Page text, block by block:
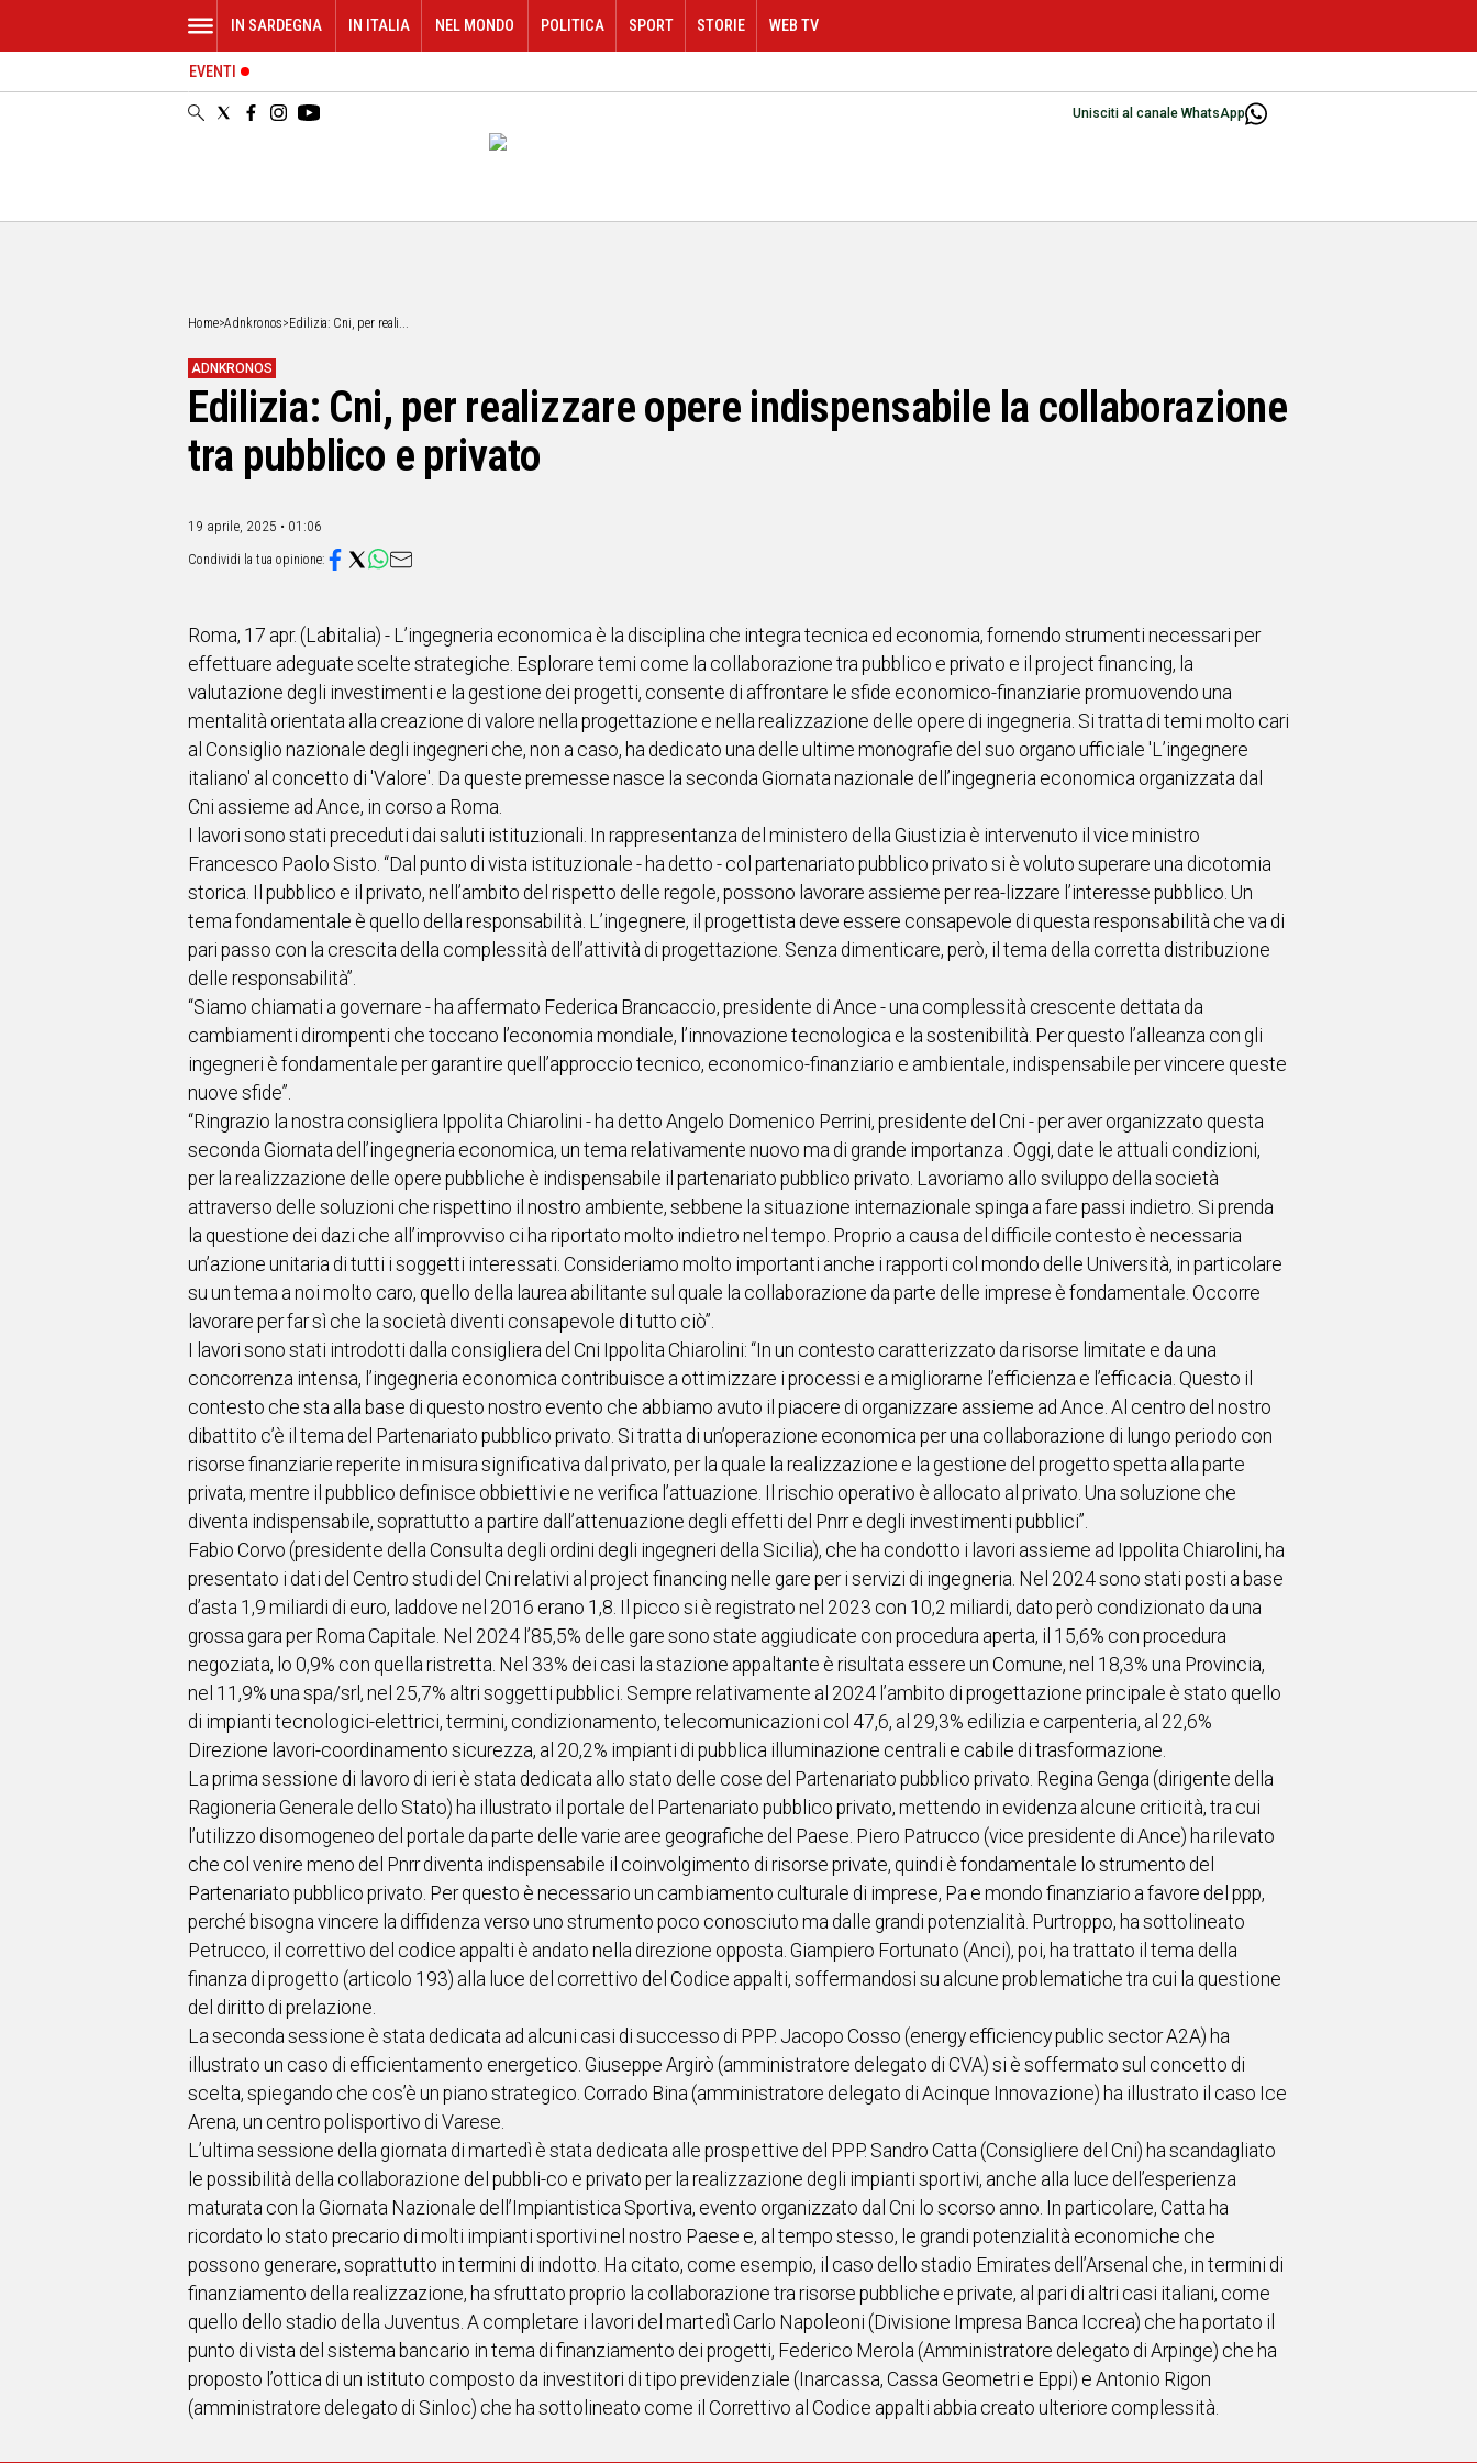
ORISTANO
Vai
Unisciti al canale WhatsApp
IN SARDEGNA IN ITALIA NEL MONDO POLITICA SPORT STORIE WEB TV
EVENTI
Home>Adnkronos>Edilizia: Cni, per reali...
ADNKRONOS
Edilizia: Cni, per realizzare opere indispensabile la collaborazione
tra pubblico e privato
19 aprile, 2025 • 01:06
Roma, 17 apr. (Labitalia) - L’ingegneria economica è la disciplina che integra tecnica ed economia, fornendo strumenti necessari per
effettuare adeguate scelte strategiche. Esplorare temi come la collaborazione tra pubblico e privato e il project financing, la
valutazione degli investimenti e la gestione dei progetti, consente di affrontare le sfide economico-finanziarie promuovendo una
mentalità orientata alla creazione di valore nella progettazione e nella realizzazione delle opere di ingegneria. Si tratta di temi molto cari
al Consiglio nazionale degli ingegneri che, non a caso, ha dedicato una delle ultime monografie del suo organo ufficiale 'L’ingegnere
italiano' al concetto di 'Valore'. Da queste premesse nasce la seconda Giornata nazionale dell’ingegneria economica organizzata dal
Cni assieme ad Ance, in corso a Roma.
I lavori sono stati preceduti dai saluti istituzionali. In rappresentanza del ministero della Giustizia è intervenuto il vice ministro
Francesco Paolo Sisto. “Dal punto di vista istituzionale - ha detto - col partenariato pubblico privato si è voluto superare una dicotomia
storica. Il pubblico e il privato, nell’ambito del rispetto delle regole, possono lavorare assieme per rea-lizzare l’interesse pubblico. Un
tema fondamentale è quello della responsabilità. L’ingegnere, il progettista deve essere consapevole di questa responsabilità che va di
pari passo con la crescita della complessità dell’attività di progettazione. Senza dimenticare, però, il tema della corretta distribuzione
delle responsabilità”.
“Siamo chiamati a governare - ha affermato Federica Brancaccio, presidente di Ance - una complessità crescente dettata da
cambiamenti dirompenti che toccano l’economia mondiale, l’innovazione tecnologica e la sostenibilità. Per questo l’alleanza con gli
ingegneri è fondamentale per garantire quell’approccio tecnico, economico-finanziario e ambientale, indispensabile per vincere queste
nuove sfide”.
“Ringrazio la nostra consigliera Ippolita Chiarolini - ha detto Angelo Domenico Perrini, presidente del Cni - per aver organizzato questa
seconda Giornata dell’ingegneria economica, un tema relativamente nuovo ma di grande importanza . Oggi, date le attuali condizioni,
per la realizzazione delle opere pubbliche è indispensabile il partenariato pubblico privato. Lavoriamo allo sviluppo della società
attraverso delle soluzioni che rispettino il nostro ambiente, sebbene la situazione internazionale spinga a fare passi indietro. Si prenda
la questione dei dazi che all’improvviso ci ha riportato molto indietro nel tempo. Proprio a causa del difficile contesto è necessaria
un’azione unitaria di tutti i soggetti interessati. Consideriamo molto importanti anche i rapporti col mondo delle Università, in particolare
su un tema a noi molto caro, quello della laurea abilitante sul quale la collaborazione da parte delle imprese è fondamentale. Occorre
lavorare per far sì che la società diventi consapevole di tutto ciò”.
I lavori sono stati introdotti dalla consigliera del Cni Ippolita Chiarolini: “In un contesto caratterizzato da risorse limitate e da una
concorrenza intensa, l’ingegneria economica contribuisce a ottimizzare i processi e a migliorarne l’efficienza e l’efficacia. Questo il
contesto che sta alla base di questo nostro evento che abbiamo avuto il piacere di organizzare assieme ad Ance. Al centro del nostro
dibattito c’è il tema del Partenariato pubblico privato. Si tratta di un’operazione economica per una collaborazione di lungo periodo con
risorse finanziarie reperite in misura significativa dal privato, per la quale la realizzazione e la gestione del progetto spetta alla parte
privata, mentre il pubblico definisce obbiettivi e ne verifica l’attuazione. Il rischio operativo è allocato al privato. Una soluzione che
diventa indispensabile, soprattutto a partire dall’attenuazione degli effetti del Pnrr e degli investimenti pubblici”.
Fabio Corvo (presidente della Consulta degli ordini degli ingegneri della Sicilia), che ha condotto i lavori assieme ad Ippolita Chiarolini, ha
presentato i dati del Centro studi del Cni relativi al project financing nelle gare per i servizi di ingegneria. Nel 2024 sono stati posti a base
d’asta 1,9 miliardi di euro, laddove nel 2016 erano 1,8. Il picco si è registrato nel 2023 con 10,2 miliardi, dato però condizionato da una
grossa gara per Roma Capitale. Nel 2024 l’85,5% delle gare sono state aggiudicate con procedura aperta, il 15,6% con procedura
negoziata, lo 0,9% con quella ristretta. Nel 33% dei casi la stazione appaltante è risultata essere un Comune, nel 18,3% una Provincia,
nel 11,9% una spa/srl, nel 25,7% altri soggetti pubblici. Sempre relativamente al 2024 l’ambito di progettazione principale è stato quello
di impianti tecnologici-elettrici, termini, condizionamento, telecomunicazioni col 47,6, al 29,3% edilizia e carpenteria, al 22,6%
Direzione lavori-coordinamento sicurezza, al 20,2% impianti di pubblica illuminazione centrali e cabile di trasformazione.
La prima sessione di lavoro di ieri è stata dedicata allo stato delle cose del Partenariato pubblico privato. Regina Genga (dirigente della
Ragioneria Generale dello Stato) ha illustrato il portale del Partenariato pubblico privato, mettendo in evidenza alcune criticità, tra cui
l’utilizzo disomogeneo del portale da parte delle varie aree geografiche del Paese. Piero Patrucco (vice presidente di Ance) ha rilevato
che col venire meno del Pnrr diventa indispensabile il coinvolgimento di risorse private, quindi è fondamentale lo strumento del
Partenariato pubblico privato. Per questo è necessario un cambiamento culturale di imprese, Pa e mondo finanziario a favore del ppp,
perché bisogna vincere la diffidenza verso uno strumento poco conosciuto ma dalle grandi potenzialità. Purtroppo, ha sottolineato
Petrucco, il correttivo del codice appalti è andato nella direzione opposta. Giampiero Fortunato (Anci), poi, ha trattato il tema della
finanza di progetto (articolo 193) alla luce del correttivo del Codice appalti, soffermandosi su alcune problematiche tra cui la questione
del diritto di prelazione.
La seconda sessione è stata dedicata ad alcuni casi di successo di PPP. Jacopo Cosso (energy efficiency public sector A2A) ha
illustrato un caso di efficientamento energetico. Giuseppe Argirò (amministratore delegato di CVA) si è soffermato sul concetto di
scelta, spiegando che cos’è un piano strategico. Corrado Bina (amministratore delegato di Acinque Innovazione) ha illustrato il caso Ice
Arena, un centro polisportivo di Varese.
L’ultima sessione della giornata di martedì è stata dedicata alle prospettive del PPP. Sandro Catta (Consigliere del Cni) ha scandagliato
le possibilità della collaborazione del pubbli-co e privato per la realizzazione degli impianti sportivi, anche alla luce dell’esperienza
maturata con la Giornata Nazionale dell’Impiantistica Sportiva, evento organizzato dal Cni lo scorso anno. In particolare, Catta ha
ricordato lo stato precario di molti impianti sportivi nel nostro Paese e, al tempo stesso, le grandi potenzialità economiche che
possono generare, soprattutto in termini di indotto. Ha citato, come esempio, il caso dello stadio Emirates dell’Arsenal che, in termini di
finanziamento della realizzazione, ha sfruttato proprio la collaborazione tra risorse pubbliche e private, al pari di altri casi italiani, come
quello dello stadio della Juventus. A completare i lavori del martedì Carlo Napoleoni (Divisione Impresa Banca Iccrea) che ha portato il
punto di vista del sistema bancario in tema di finanziamento dei progetti, Federico Merola (Amministratore delegato di Arpinge) che ha
proposto l’ottica di un istituto composto da investitori di tipo previdenziale (Inarcassa, Cassa Geometri e Eppi) e Antonio Rigon
(amministratore delegato di Sinloc) che ha sottolineato come il Correttivo al Codice appalti abbia creato ulteriore complessità.